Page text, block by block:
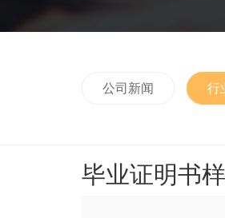
公司新闻 行
毕业证明书